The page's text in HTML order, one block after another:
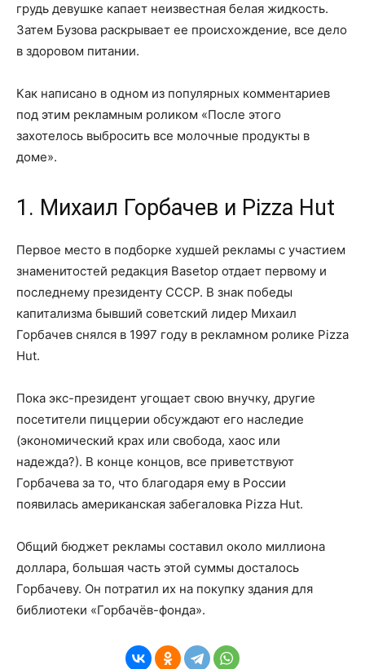
грудь девушке капает неизвестная белая жидкость.
Затем Бузова раскрывает ее происхождение, все дело
в здоровом питании.
Как написано в одном из популярных комментариев
под этим рекламным роликом «После этого
захотелось выбросить все молочные продукты в
доме».
1. Михаил Горбачев и Pizza Hut
Первое место в подборке худшей рекламы с участием
знаменитостей редакция Basetop отдает первому и
последнему президенту СССР. В знак победы
капитализма бывший советский лидер Михаил
Горбачев снялся в 1997 году в рекламном ролике Pizza
Hut.
Пока экс-президент угощает свою внучку, другие
посетители пиццерии обсуждают его наследие
(экономический крах или свобода, хаос или
надежда?). В конце концов, все приветствуют
Горбачева за то, что благодаря ему в России
появилась американская забегаловка Pizza Hut.
Общий бюджет рекламы составил около миллиона
доллара, большая часть этой суммы досталось
Горбачеву. Он потратил их на покупку здания для
библиотеки «Горбачёв-фонда».